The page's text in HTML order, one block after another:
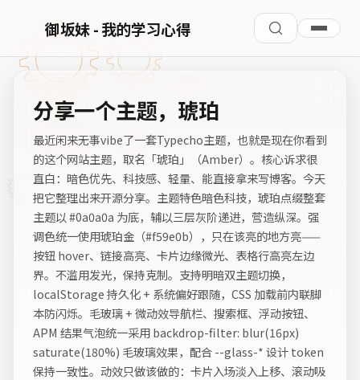
御坂妹 - 我的学习心得
分享一个主题，琥珀
最近闲来无事vibe了一套Typecho主题，也就是现在你看到
的这个网站主题，取名「琥珀」（Amber）。核心诉求很
直白：暗色优先、科技感、轻量、能直接拿来写博客。今天
把它整理出来开源分享。主题特色暗色科技，琥珀点缀整套
主题以 #0a0a0a 为底，辅以三层灰阶递进，营造纵深。强
调色统一使用琥珀金（#f59e0b），只在该亮的地方亮——
按钮 hover、链接高亮、卡片边缘微光、表格行高亮左边
界。不滥用发光，保持克制。支持明暗双主题切换，
localStorage 持久化 + 系统偏好跟随，CSS 加载前内联脚
本防闪烁。毛玻璃 + 微动效导航栏、搜索框、浮动按钮、
APM 结果气泡统一采用 backdrop-filter: blur(16px)
saturate(180%) 毛玻璃效果，配合 --glass-* 设计 token
保持一致性。动效只做该做的：卡片入场淡入上移、滚动吸